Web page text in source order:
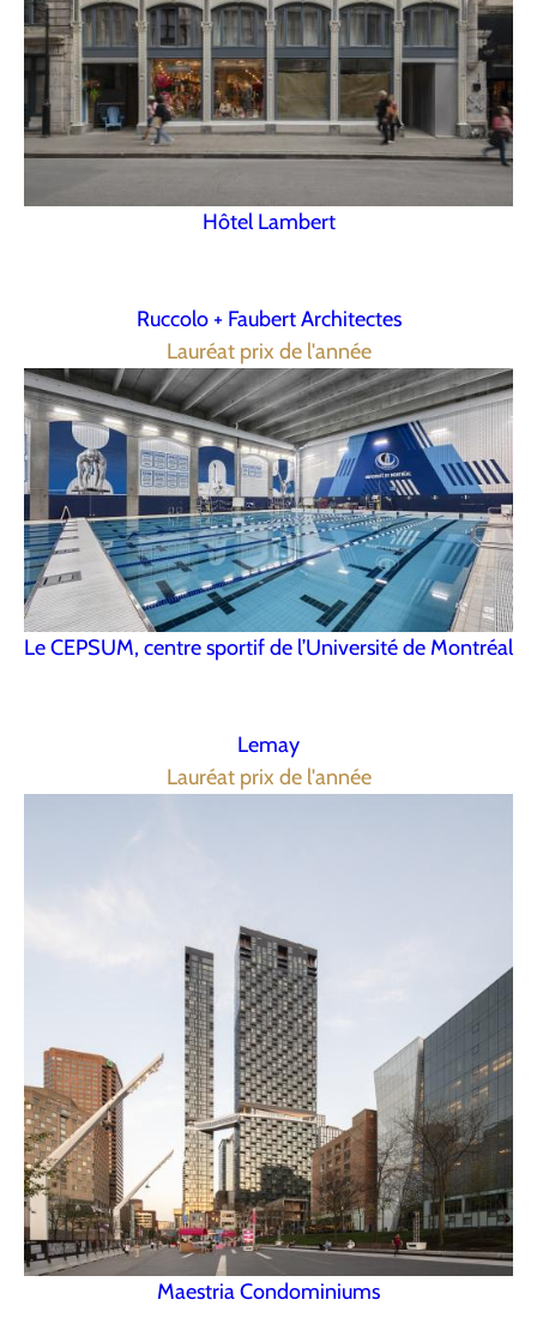
Hôtel Lambert
Ruccolo + Faubert Architectes
Lauréat prix de l'année
Le CEPSUM, centre sportif de l’Université de Montréal
Lemay
Lauréat prix de l'année
Maestria Condominiums